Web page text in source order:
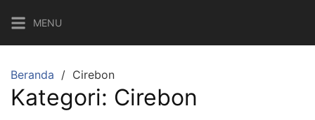
ke
konten
MENU
Beranda Cirebon
Kategori: Cirebon